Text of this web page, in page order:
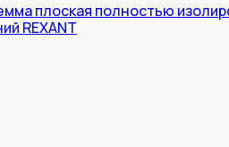
плоская полностью
REXANT